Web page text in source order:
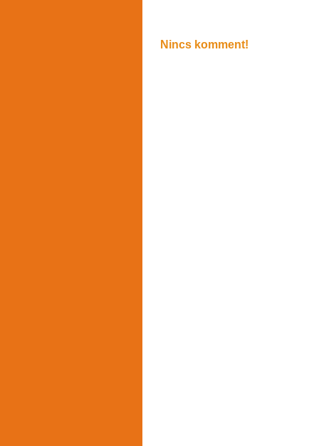
Nincs komment!